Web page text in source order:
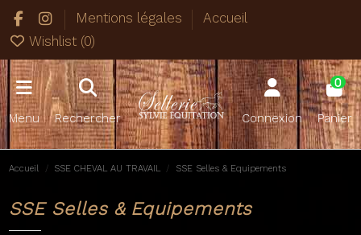
Mentions légales
Accueil
Wishlist (0)
Menu Rechercher Connexion
0
Panier
Accueil SSE CHEVAL AU TRAVAIL SSE Selles & Equipements
SSE Selles & Equipements